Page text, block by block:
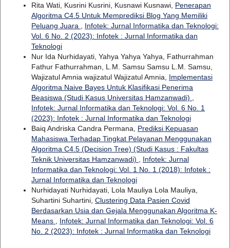
Rita Wati, Kusrini Kusrini, Kusnawi Kusnawi, Penerapan
Algoritma C4.5 Untuk Memprediksi Blog Yang Memiliki
Peluang Juara
Infotek: Jurnal Informatika dan Teknologi:
Vol. 6 No. 2 (2023): Infotek : Jurnal Informatika dan
Teknologi
Nur Ida Nurhidayati, Yahya Yahya Yahya, Fathurrahman
Fathur Fathurrahman, L.M. Samsu Samsu L.M. Samsu,
Wajizatul Amnia wajizatul Wajizatul Amnia, Implementasi
Algoritma Naive Bayes Untuk Klasifikasi Penerima
Beasiswa (Studi Kasus Universitas Hamzanwadi)
Infotek: Jurnal Informatika dan Teknologi: Vol. 6 No. 1
(2023): Infotek : Jurnal Informatika dan Teknologi
Baiq Andriska Candra Permana, Prediksi Kepuasan
Mahasiswa Terhadap Tingkat Pelayanan Menggunakan
Algoritma C4.5 (Decision Tree) (Studi Kasus : Fakultas
Teknik Universitas Hamzanwadi)
Infotek: Jurnal
Informatika dan Teknologi: Vol. 1 No. 1 (2018): Infotek :
Jurnal Informatika dan Teknologi
Nurhidayati Nurhidayati, Lola Mauliya Lola Mauliya,
Suhartini Suhartini, Clustering Data Pasien Covid
Berdasarkan Usia dan Gejala Menggunakan Algoritma K-
Means
Infotek: Jurnal Informatika dan Teknologi: Vol. 6
No. 2 (2023): Infotek : Jurnal Informatika dan Teknologi